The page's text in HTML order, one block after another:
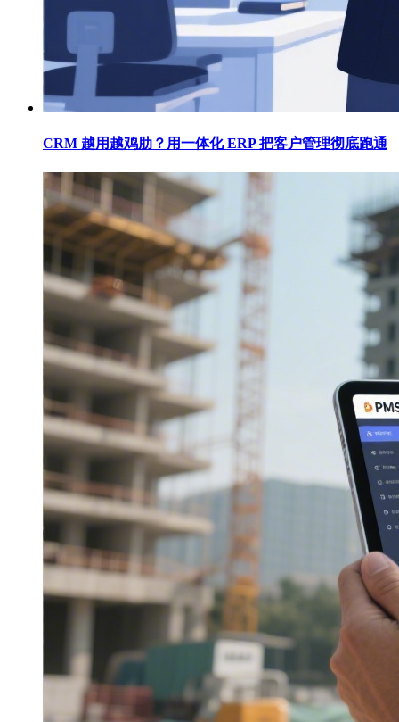
CRM 越用越鸡肋？用一体化 ERP 把客户管理彻底跑通